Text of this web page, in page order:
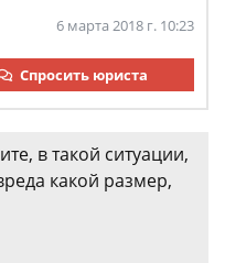
6 марта 2018 г. 10:23
Спросить юриста
в такой ситуации,
какой размер,